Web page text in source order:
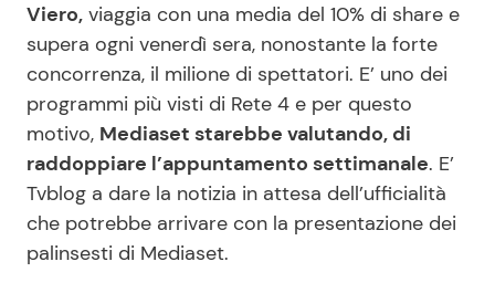
Mondo Mamma
News benessere
Salute
Viaggi e Turismo
Festività
Le Ricette in TV
Primi Piatti
Ricette Facili e Veloci
Ricette Feste
Viero, viaggia con una media del 10% di share e
supera ogni venerdì sera, nonostante la forte
concorrenza, il milione di spettatori. E’ uno dei
programmi più visti di Rete 4 e per questo
motivo, Mediaset starebbe valutando, di
raddoppiare l’appuntamento settimanale. E’
Tvblog a dare la notizia in attesa dell’ufficialità
che potrebbe arrivare con la presentazione dei
palinsesti di Mediaset.